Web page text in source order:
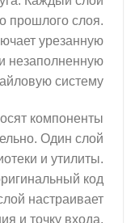
прошлого слоя.
урезанную
незаполненную
систему.
компоненты
Один слой
и утилиты.
код
настраивает
и точку входа.